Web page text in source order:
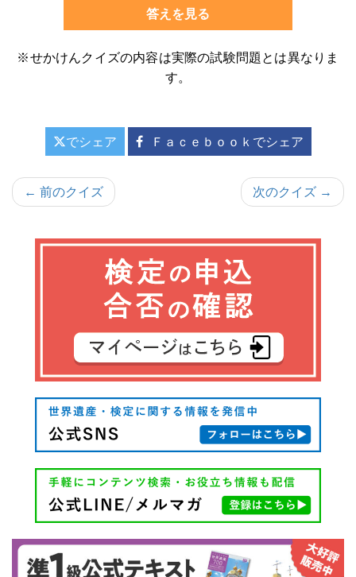
答えを見る
※せかけんクイズの内容は実際の試験問題とは異なりま
す。
でシェア Ｆａｃｅｂｏｏｋでシェア
投← 前のクイズ 次のクイズ →